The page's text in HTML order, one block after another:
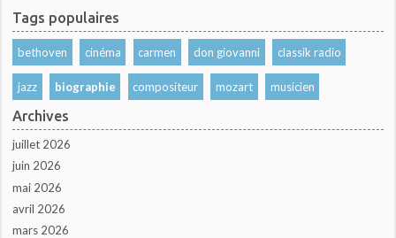
Tags populaires
bethoven cinéma carmen don giovanni classik radio
jazz biographie compositeur mozart musicien
Archives
juillet 2026
juin 2026
mai 2026
avril 2026
mars 2026